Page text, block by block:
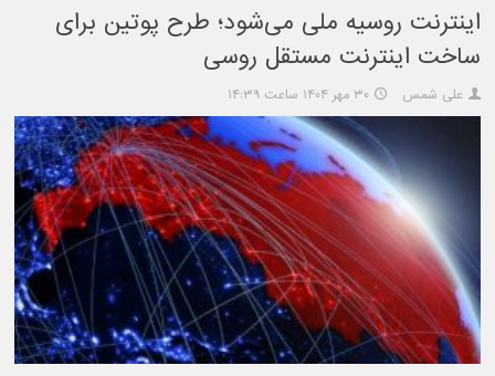
اینترنت روسیه ملی می‌شود؛ طرح پوتین برای
ساخت اینترنت مستقل روسی
علی شمس ۳۰ مهر ۱۴۰۴ ساعت ۱۴:۳۹